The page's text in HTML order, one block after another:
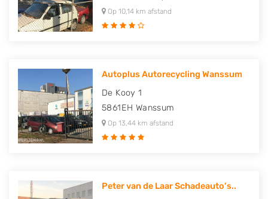
Op 10,14 km afstand
Autoplus Autorecycling Wanssum
De Kooy 1
5861EH Wanssum
Op 13,44 km afstand
Peter van de Laar Schadeauto’s..